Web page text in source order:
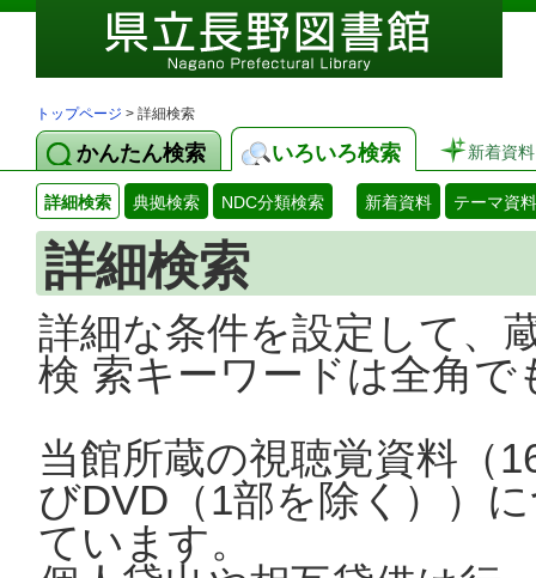
トップページ > 詳細検索
かんたん検索 いろいろ検索 新着資料
詳細検索 典拠検索 NDC分類検索 新着資料 テーマ資料
詳細検索
詳細な条件を設定して、
検 索キーワードは全角
当館所蔵の視聴覚資料（
びDVD（1部を除く））
ています。